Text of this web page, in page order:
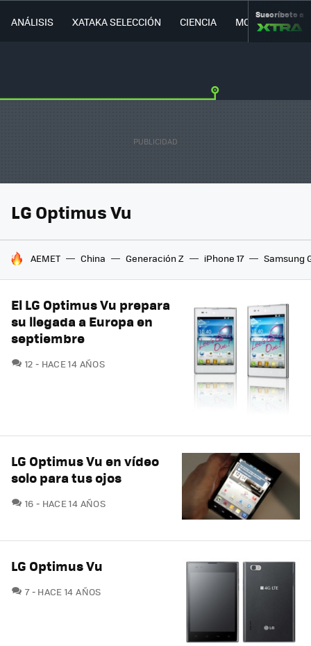
ANÁLISIS XATAKA SELECCIÓN CIENCIA MOVILIDAD
Suscríbete a
LG Optimus Vu
HOY SE HABLA DE
AEMET China Generación Z iPhone 17 Samsung
El LG Optimus Vu prepara
su llegada a Europa en
septiembre
12 COMENTARIOS
HACE 14 AÑOS
LG Optimus Vu en vídeo
solo para tus ojos
16 COMENTARIOS
HACE 14 AÑOS
LG Optimus Vu
7COMENTARIOS
HACE 14 AÑOS